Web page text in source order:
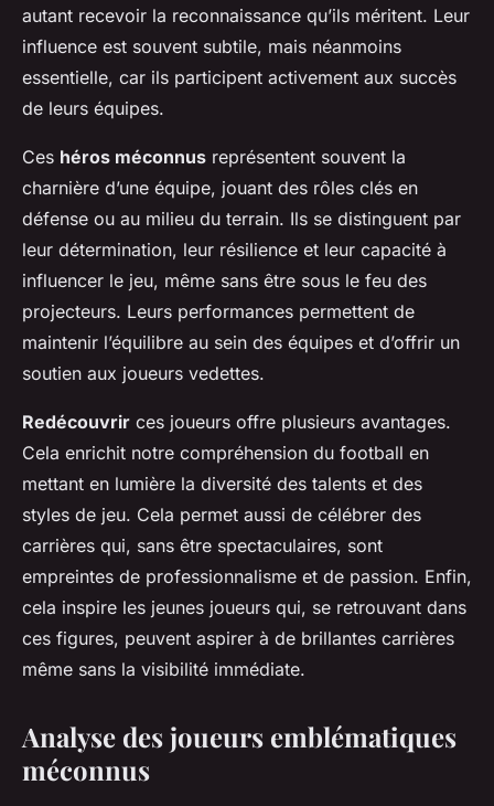
autant recevoir la reconnaissance qu’ils méritent. Leur
influence est souvent subtile, mais néanmoins
essentielle, car ils participent activement aux succès
de leurs équipes.
Ces héros méconnus représentent souvent la
charnière d’une équipe, jouant des rôles clés en
défense ou au milieu du terrain. Ils se distinguent par
leur détermination, leur résilience et leur capacité à
influencer le jeu, même sans être sous le feu des
projecteurs. Leurs performances permettent de
maintenir l’équilibre au sein des équipes et d’offrir un
soutien aux joueurs vedettes.
Redécouvrir ces joueurs offre plusieurs avantages.
Cela enrichit notre compréhension du football en
mettant en lumière la diversité des talents et des
styles de jeu. Cela permet aussi de célébrer des
carrières qui, sans être spectaculaires, sont
empreintes de professionnalisme et de passion. Enfin,
cela inspire les jeunes joueurs qui, se retrouvant dans
ces figures, peuvent aspirer à de brillantes carrières
même sans la visibilité immédiate.
Analyse des joueurs emblématiques
méconnus